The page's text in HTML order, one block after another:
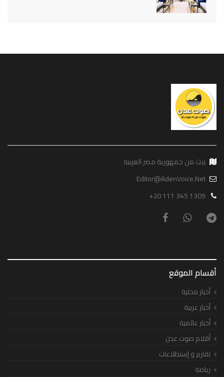
يبث من جمهورية مصر العربية
Editor@AdenVoice.Net
+20 111 345 1309
أقسام الموقع
أخبار محلية
أخبار عربية
أخبار عالمية
أقلام صوت عدن
تقارير و إستطلاعات
رياضة